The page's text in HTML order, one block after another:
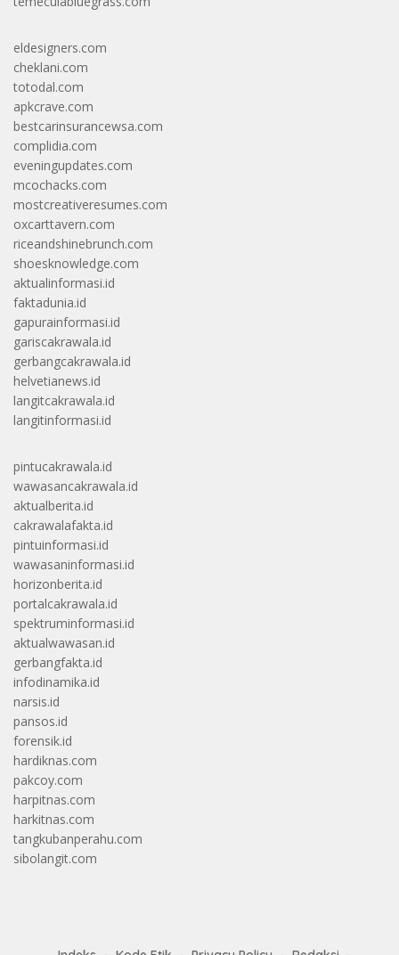
eldesigners.com
cheklani.com
totodal.com
apkcrave.com
bestcarinsurancewsa.com
complidia.com
eveningupdates.com
mcochacks.com
mostcreativeresumes.com
oxcarttavern.com
riceandshinebrunch.com
shoesknowledge.com
aktualinformasi.id
faktadunia.id
gapurainformasi.id
gariscakrawala.id
gerbangcakrawala.id
helvetianews.id
langitcakrawala.id
langitinformasi.id
pintucakrawala.id
wawasancakrawala.id
aktualberita.id
cakrawalafakta.id
pintuinformasi.id
wawasaninformasi.id
horizonberita.id
portalcakrawala.id
spektruminformasi.id
aktualwawasan.id
gerbangfakta.id
infodinamika.id
narsis.id
pansos.id
forensik.id
hardiknas.com
pakcoy.com
harpitnas.com
harkitnas.com
tangkubanperahu.com
sibolangit.com